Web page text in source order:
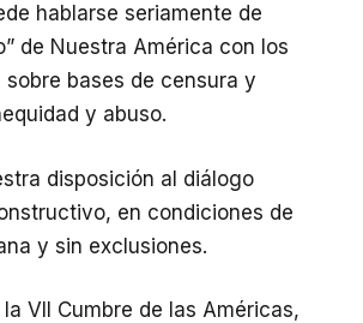
hablarse seriamente de
de Nuestra América con los
sobre bases de censura y
y abuso.
disposición al diálogo
en condiciones de
y sin exclusiones.
VII Cumbre de las Américas,